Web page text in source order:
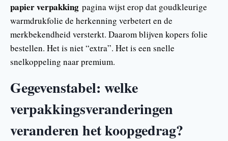
papier verpakking pagina wijst erop dat goudkleurige
warmdrukfolie de herkenning verbetert en de
merkbekendheid versterkt. Daarom blijven kopers folie
bestellen. Het is niet “extra”. Het is een snelle
snelkoppeling naar premium.
Gegevenstabel: welke
verpakkingsveranderingen
veranderen het koopgedrag?